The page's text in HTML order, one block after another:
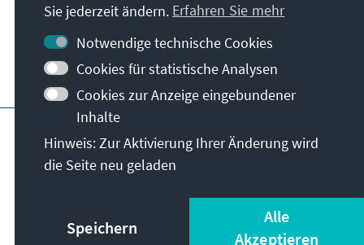
Kontakt
Besuchen Sie auch
Hauptseite der KAS
Nutzungsbedingungen
Erklärung zur Barrierefreiheit
© Konrad-Adenauer-Stiftung e.V. 2026
Sie jederzeit ändern. Erfahren Sie mehr
Notwendige technische Cookies
Cookies für statistische Analysen
Cookies zur Anzeige eingebundener
Inhalte
Hinweis: Zur Aktivierung Ihrer Änderung wird
die Seite neu geladen
Speichern
Alle
Akzeptieren